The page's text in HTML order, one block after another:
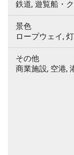
鉄道, 遊覧船・
景色
ロープウェイ,
その他
商業施設, 空港,